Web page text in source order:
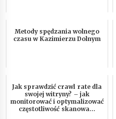
Metody spędzania wolnego
czasu w Kazimierzu Dolnym
Jak sprawdzić crawl rate dla
swojej witryny? – jak
monitorować i optymalizować
częstotliwość skanowa...